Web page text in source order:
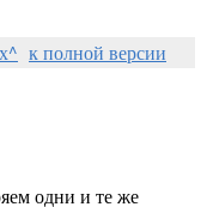
к полной версии
одни и те же